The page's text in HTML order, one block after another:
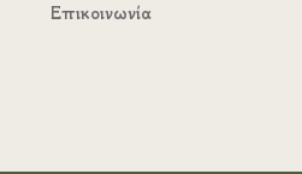
Επικοινωνία